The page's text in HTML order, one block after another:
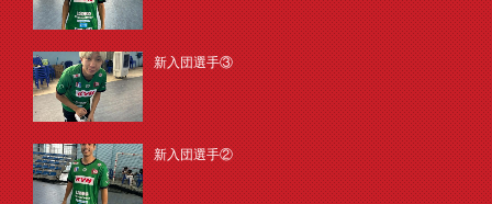
新入団選手③
新入団選手②